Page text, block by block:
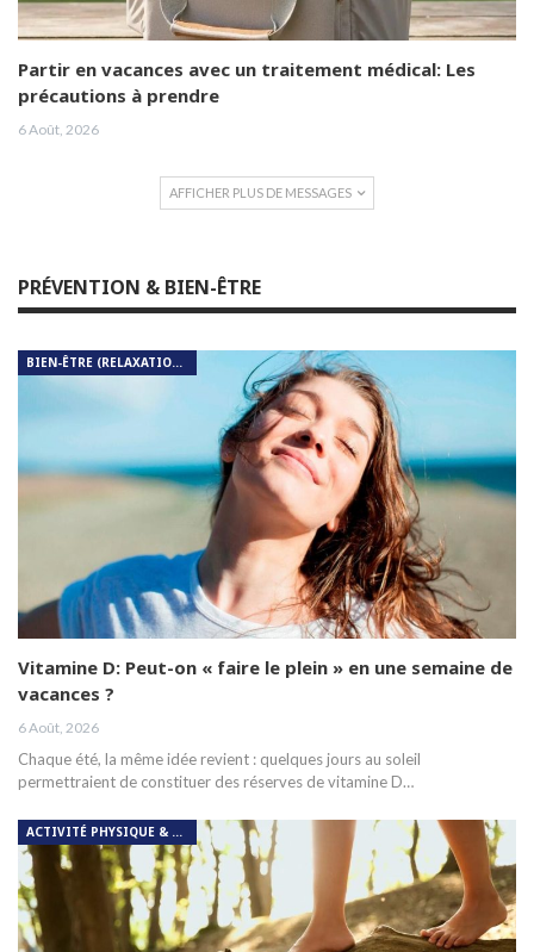
Partir en vacances avec un traitement médical: Les
précautions à prendre
6 Août, 2026
AFFICHER PLUS DE MESSAGES
PRÉVENTION & BIEN-ÊTRE
BIEN-ÊTRE (RELAXATION, MÉDITATION, SOIN DU CORPS)
Vitamine D: Peut-on « faire le plein » en une semaine de
vacances ?
6 Août, 2026
Chaque été, la même idée revient : quelques jours au soleil
permettraient de constituer des réserves de vitamine D…
ACTIVITÉ PHYSIQUE & RESPIRATION